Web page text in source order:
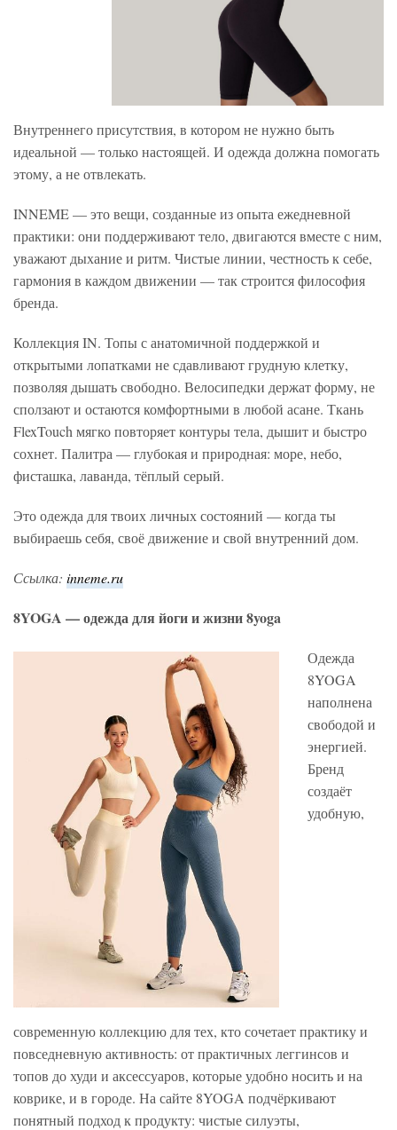
Внутреннего присутствия, в котором не нужно быть
идеальной — только настоящей. И одежда должна помогать
этому, а не отвлекать.
INNEME — это вещи, созданные из опыта ежедневной
практики: они поддерживают тело, двигаются вместе с ним,
уважают дыхание и ритм. Чистые линии, честность к себе,
гармония в каждом движении — так строится философия
бренда.
Коллекция IN. Топы с анатомичной поддержкой и
открытыми лопатками не сдавливают грудную клетку,
позволяя дышать свободно. Велосипедки держат форму, не
сползают и остаются комфортными в любой асане. Ткань
FlexTouch мягко повторяет контуры тела, дышит и быстро
сохнет. Палитра — глубокая и природная: море, небо,
фисташка, лаванда, тёплый серый.
Это одежда для твоих личных состояний — когда ты
выбираешь себя, своё движение и свой внутренний дом.
Ссылка: inneme.ru
8YOGA — одежда для йоги и жизни 8yoga
Одежда
8YOGA
наполнена
свободой и
энергией.
Бренд
создаёт
удобную,
современную коллекцию для тех, кто сочетает практику и
повседневную активность: от практичных леггинсов и
топов до худи и аксессуаров, которые удобно носить и на
коврике, и в городе. На сайте 8YOGA подчёркивают
понятный подход к продукту: чистые силуэты,